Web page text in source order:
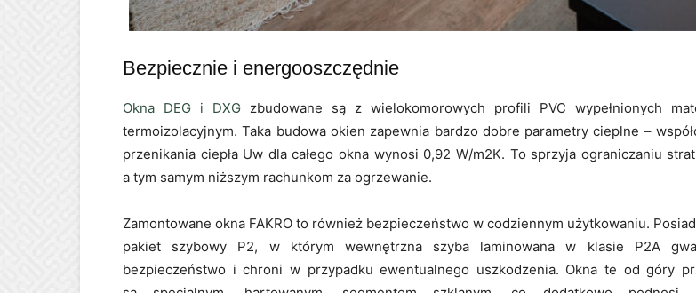
Bezpiecznie i energooszczędnie
Okna DEG i DXG zbudowane są z wielokomorowych profili PVC wypełnionych
termoizolacyjnym. Taka budowa okien zapewnia bardzo dobre parametry cieplne –
przenikania ciepła Uw dla całego okna wynosi 0,92 W/m2K. To sprzyja ograniczaniu strat
a tym samym niższym rachunkom za ogrzewanie.
Zamontowane okna FAKRO to również bezpieczeństwo w codziennym użytkowaniu.
pakiet szybowy P2, w którym wewnętrzna szyba laminowana w klasie P2A
bezpieczeństwo i chroni w przypadku ewentualnego uszkodzenia. Okna te od góry